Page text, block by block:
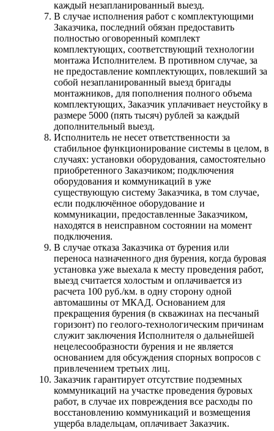
каждый незапланированный выезд.
В случае исполнения работ с комплектующими
Заказчика, последний обязан предоставить
полностью оговоренный комплект
комплектующих, соответствующий технологии
монтажа Исполнителем. В противном случае, за
не предоставление комплектующих, повлекший за
собой незапланированный выезд бригады
монтажников, для пополнения полного объема
комплектующих, Заказчик уплачивает неустойку в
размере 5000 (пять тысяч) рублей за каждый
дополнительный выезд.
Исполнитель не несет ответственности за
стабильное функционирование системы в целом, в
случаях: установки оборудования, самостоятельно
приобретенного Заказчиком; подключения
оборудования и коммуникаций в уже
существующую систему Заказчика, в том случае,
если подключённое оборудование и
коммуникации, предоставленные Заказчиком,
находятся в неисправном состоянии на момент
подключения.
В случае отказа Заказчика от бурения или
переноса назначенного дня бурения, когда буровая
установка уже выехала к месту проведения работ,
выезд считается холостым и оплачивается из
расчета 100 руб./км. в одну сторону одной
автомашины от МКАД. Основанием для
прекращения бурения (в скважинах на песчаный
горизонт) по геолого-технологическим причинам
служит заключения Исполнителя о дальнейшей
нецелесообразности бурения и не является
основанием для обсуждения спорных вопросов с
привлечением третьих лиц.
Заказчик гарантирует отсутствие подземных
коммуникаций на участке проведения буровых
работ, в случае их повреждения все расходы по
восстановлению коммуникаций и возмещения
ущерба владельцам, оплачивает Заказчик.